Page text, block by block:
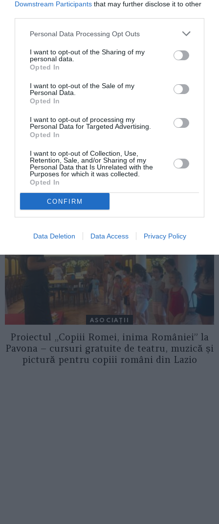
Downstream Participants that may further disclose it to other
Personal Data Processing Opt Outs
I want to opt-out of the Sharing of my
personal data.
Opted In
I want to opt-out of the Sale of my
Personal Data.
Opted In
I want to opt-out of processing my
Personal Data for Targeted Advertising.
Opted In
I want to opt-out of Collection, Use,
Retention, Sale, and/or Sharing of my
Personal Data that Is Unrelated with the
Purposes for which it was collected.
Opted In
CONFIRM
Data Deletion Data Access Privacy Policy
AȚI PUTEA DORI DE
ASEMENEA
ITALIA
Concursul Miss Badante 2026: informații
despre înscrieri și participare
ASOCIAŢII
Proiectul „Copiii Romei, inima României” la
Pavona – cursuri gratuite de teatru, muzică și
pictură pentru copiii români din Lazio